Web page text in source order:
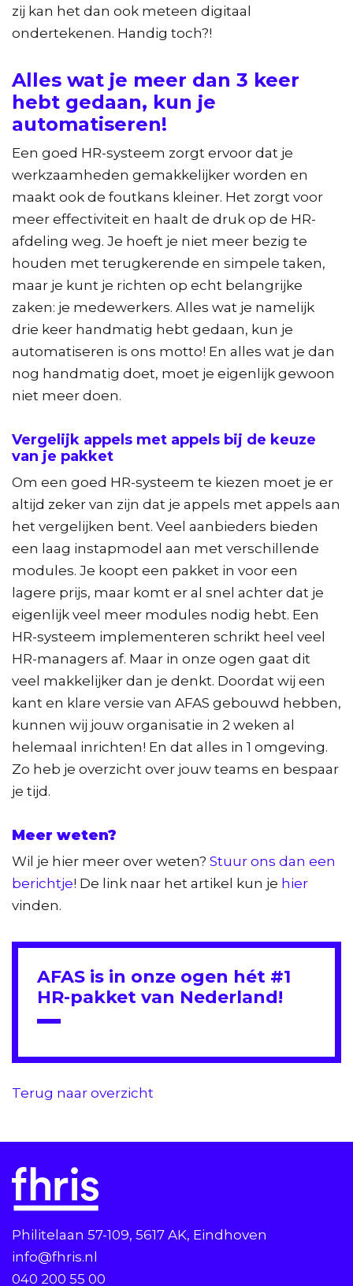
zij kan het dan ook meteen digitaal
ondertekenen. Handig toch?!
Alles wat je meer dan 3 keer
hebt gedaan, kun je
automatiseren!
Een goed HR-systeem zorgt ervoor dat je
werkzaamheden gemakkelijker worden en
maakt ook de foutkans kleiner. Het zorgt voor
meer effectiviteit en haalt de druk op de HR-
afdeling weg. Je hoeft je niet meer bezig te
houden met terugkerende en simpele taken,
maar je kunt je richten op echt belangrijke
zaken: je medewerkers. Alles wat je namelijk
drie keer handmatig hebt gedaan, kun je
automatiseren is ons motto! En alles wat je dan
nog handmatig doet, moet je eigenlijk gewoon
niet meer doen.
Vergelijk appels met appels bij de keuze
van je pakket
Om een goed HR-systeem te kiezen moet je er
altijd zeker van zijn dat je appels met appels aan
het vergelijken bent. Veel aanbieders bieden
een laag instapmodel aan met verschillende
modules. Je koopt een pakket in voor een
lagere prijs, maar komt er al snel achter dat je
eigenlijk veel meer modules nodig hebt. Een
HR-systeem implementeren schrikt heel veel
HR-managers af. Maar in onze ogen gaat dit
veel makkelijker dan je denkt. Doordat wij een
kant en klare versie van AFAS gebouwd hebben,
kunnen wij jouw organisatie in 2 weken al
helemaal inrichten! En dat alles in 1 omgeving.
Zo heb je overzicht over jouw teams en bespaar
je tijd.
Meer weten?
Wil je hier meer over weten? Stuur ons dan een
berichtje! De link naar het artikel kun je hier
vinden.
AFAS is in onze ogen hét #1
HR-pakket van Nederland!
Terug naar overzicht
Philitelaan 57-109, 5617 AK, Eindhoven
info@fhris.nl
040 200 55 00